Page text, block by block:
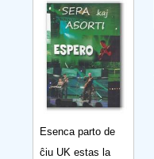
Esenca parto de
ĉiu UK estas la